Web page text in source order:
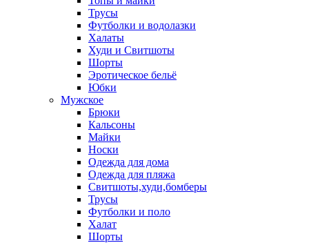
Трусы
Футболки и водолазки
Халаты
Худи и Свитшоты
Шорты
Эротическое бельё
Юбки
Мужское
Брюки
Кальсоны
Майки
Носки
Одежда для дома
Одежда для пляжа
Свитшоты,худи,бомберы
Трусы
Футболки и поло
Халат
Шорты